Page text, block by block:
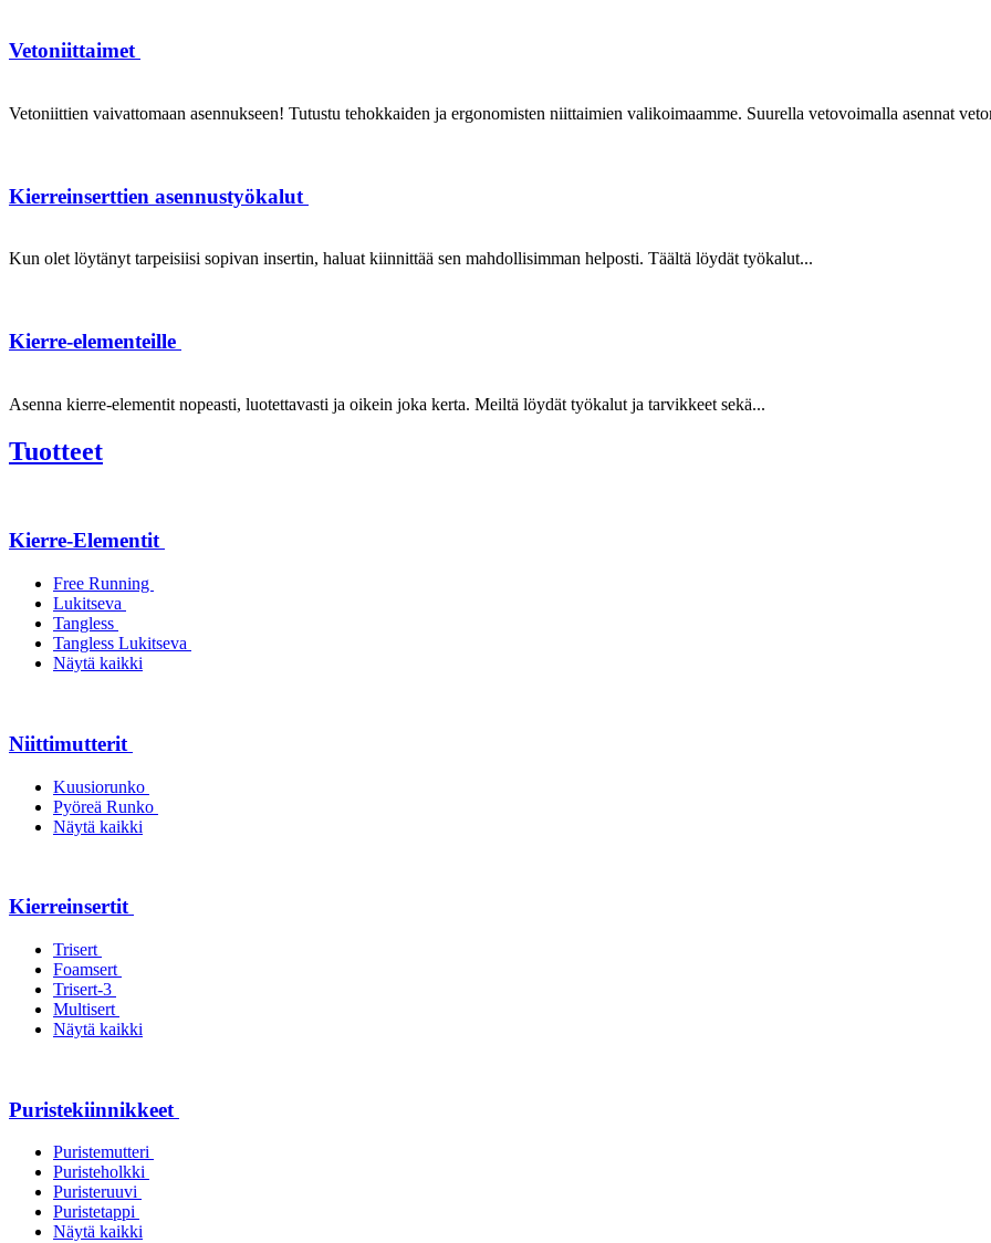
Vetoniittaimet
Vetoniittien vaivattomaan asennukseen! Tutustu tehokkaiden ja ergonomisten niittaimien valikoimaamme. Suurella vetovoimalla asennat
Kierreinserttien asennustyökalut
Kun olet löytänyt tarpeisiisi sopivan insertin, haluat kiinnittää sen mahdollisimman helposti. Täältä löydät työkalut...
Kierre-elementeille
Asenna kierre-elementit nopeasti, luotettavasti ja oikein joka kerta. Meiltä löydät työkalut ja tarvikkeet sekä...
Tuotteet
Kierre-Elementit
Free Running
Lukitseva
Tangless
Tangless Lukitseva
Näytä kaikki
Niittimutterit
Kuusiorunko
Pyöreä Runko
Näytä kaikki
Kierreinsertit
Trisert
Foamsert
Trisert-3
Multisert
Näytä kaikki
Puristekiinnikkeet
Puristemutteri
Puristeholkki
Puristeruuvi
Puristetappi
Näytä kaikki